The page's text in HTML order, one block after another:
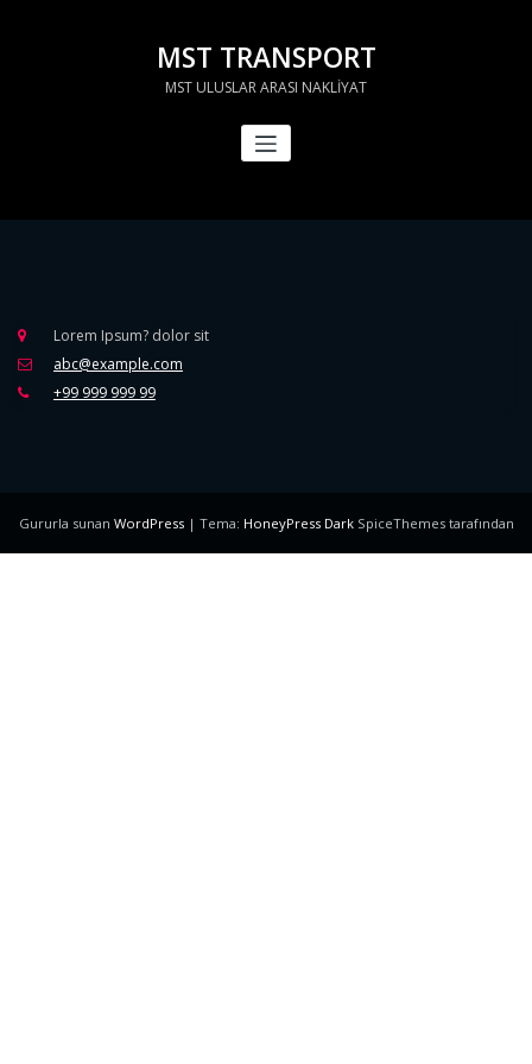
MST TRANSPORT
MST ULUSLAR ARASI NAKLİYAT
Lorem Ipsum? dolor sit
abc@example.com
+99 999 999 99
Gururla sunan WordPress | Tema: HoneyPress DarkSpiceThemes tarafından